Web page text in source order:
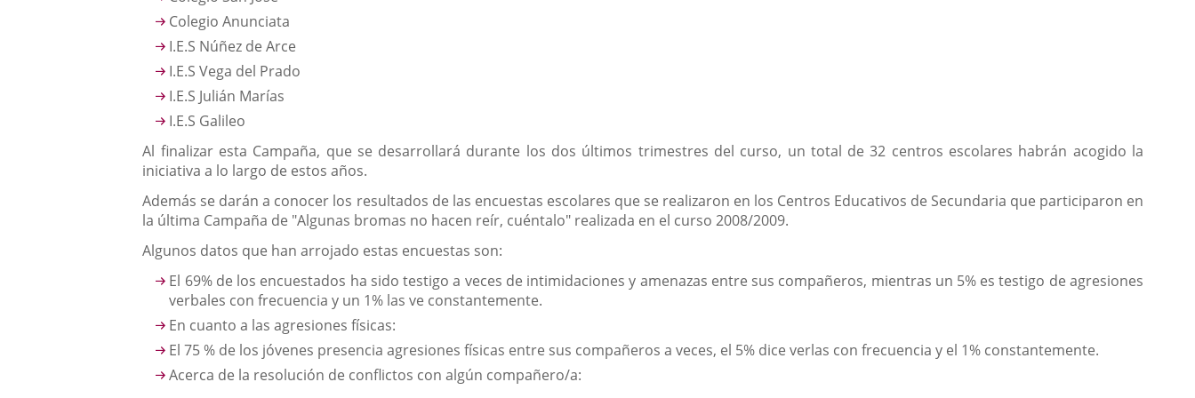
Colegio Anunciata
I.E.S Núñez de Arce
I.E.S Vega del Prado
I.E.S Julián Marías
I.E.S Galileo
Al finalizar esta Campaña, que se desarrollará durante los dos últimos trimestres del curso, un total de 32 centros escolares habrán acogido la
iniciativa a lo largo de estos años.
Además se darán a conocer los resultados de las encuestas escolares que se realizaron en los Centros Educativos de Secundaria que participaron en
la última Campaña de "Algunas bromas no hacen reír, cuéntalo" realizada en el curso 2008/2009.
Algunos datos que han arrojado estas encuestas son:
El 69% de los encuestados ha sido testigo a veces de intimidaciones y amenazas entre sus compañeros, mientras un 5% es testigo de agresiones
verbales con frecuencia y un 1% las ve constantemente.
En cuanto a las agresiones físicas:
El 75 % de los jóvenes presencia agresiones físicas entre sus compañeros a veces, el 5% dice verlas con frecuencia y el 1% constantemente.
Acerca de la resolución de conflictos con algún compañero/a: